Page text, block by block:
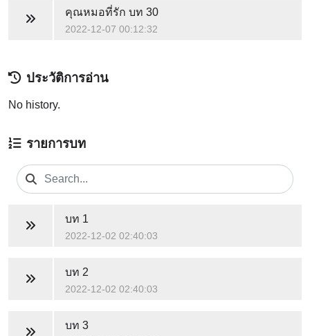
คุณหมอที่รัก บท 30
2022-12-07 00:12:32
ประวัติการอ่าน
No history.
รายการบท
บท 1
2022-12-02 02:40:03
บท 2
2022-12-02 02:40:03
บท 3